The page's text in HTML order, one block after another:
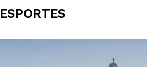
ESPORTES